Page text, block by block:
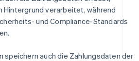
Hintergrund verarbeitet, während
und Compliance-Standards
speichern auch die Zahlungsdaten der